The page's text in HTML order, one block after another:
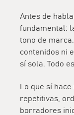
Antes de
fundamental:
tono de
contenidos ni
sí sola. Todo
Lo que sí
repetitivas,
borradores